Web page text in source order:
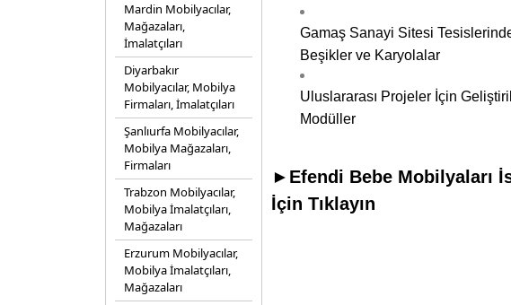
Mardin Mobilyacılar,
Mağazaları,
İmalatçıları
Diyarbakır
Mobilyacılar, Mobilya
Firmaları, İmalatçıları
Şanlıurfa Mobilyacılar,
Mobilya Mağazaları,
Firmaları
Trabzon Mobilyacılar,
Mobilya İmalatçıları,
Mağazaları
Erzurum Mobilyacılar,
Mobilya İmalatçıları,
Mağazaları
Gamaş Sanayi Sitesi
Beşikler ve Karyolalar
Uluslararası Projeler İçin
Modüller
►Efendi Bebe Mobilyaları
İçin Tıklayın